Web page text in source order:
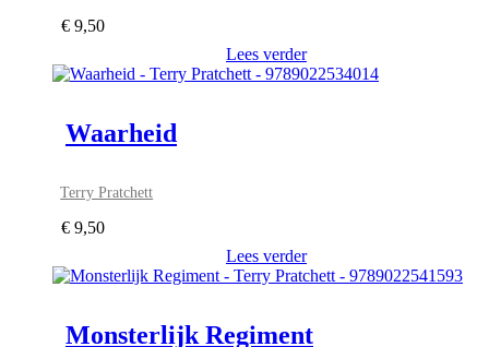
€ 9,50
Lees verder
Waarheid
Terry Pratchett
€ 9,50
Lees verder
Monsterlijk Regiment